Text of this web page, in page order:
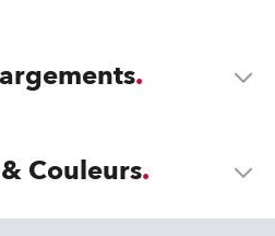
Couleurs